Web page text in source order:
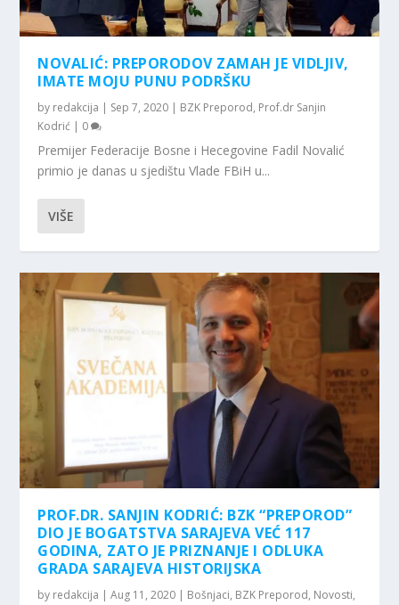
NOVALIĆ: PREPORODOV ZAMAH JE VIDLJIV,
IMATE MOJU PUNU PODRŠKU
by redakcija | Sep 7, 2020 | BZK Preporod, Prof.dr Sanjin
Kodrić | 0
Premijer Federacije Bosne i Hecegovine Fadil Novalić
primio je danas u sjedištu Vlade FBiH u...
VIŠE
PROF.DR. SANJIN KODRIĆ: BZK “PREPOROD”
DIO JE BOGATSTVA SARAJEVA VEĆ 117
GODINA, ZATO JE PRIZNANJE I ODLUKA
GRADA SARAJEVA HISTORIJSKA
by redakcija |Aug 11, 2020 | Bošnjaci, BZK Preporod, Novosti,